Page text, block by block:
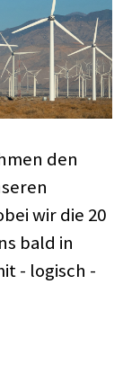
den
wir die 20
bald in
- logisch -